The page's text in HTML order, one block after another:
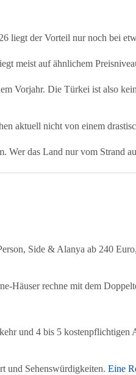
liegt der Vorteil nur noch bei
meist auf ähnlichem
Vorjahr. Die Türkei ist also
aktuell nicht von einem
das Land nur vom Strand
Side & Alanya ab 240
Häuser rechne mit dem
und 4 bis 5
und Sehenswürdigkeiten. Eine